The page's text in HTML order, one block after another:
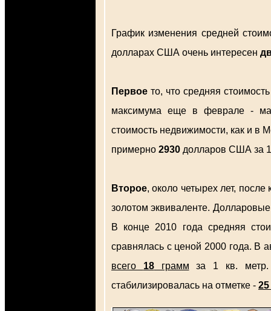
График изменения средней
долларах США очень интересен
Первое то, что средняя
максимума еще в феврале -
стоимость недвижимости, как и в
примерно 2930 долларов США за
Второе, около четырех лет,
золотом эквиваленте.
В конце 2010 года средняя
сравнялась с ценой 2000 года. В
всего 18грамм за 1 кв. метр.
стабилизировалась на отметке - 25